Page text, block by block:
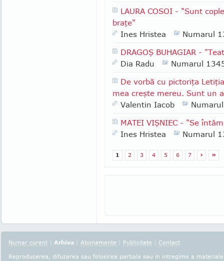
LAURA COSOI - "Sunt
braţe"
Ines Hristea
Numarul
DRAGOŞ BUHAGIAR -
Dia Radu
Numarul
De vorbă cu pictoriţa
mea creşte mereu. Sunt un
Valentin Iacob
MATEI VIŞNIEC - "Se
Ines Hristea
Numarul
1 2 3 4 5 6 7 › »
Numar curent | Arhiva | Abonamente | Publicitate | Contact
Reproducerea, difuzarea sau folosirea partiala sau in intregime a